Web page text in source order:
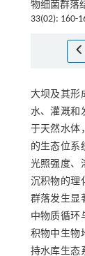
物细菌群落
33(02): 160-
大坝及其形
水、灌溉和
于天然水体
的生态位系
光照强度、
沉积物的理
群落发生显
中物质循环
积物中生物
持水库生态